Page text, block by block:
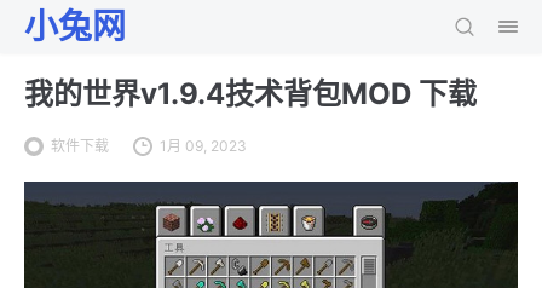
小兔网
我的世界v1.9.4技术背包MOD 下载
软件下载 1月 09, 2023